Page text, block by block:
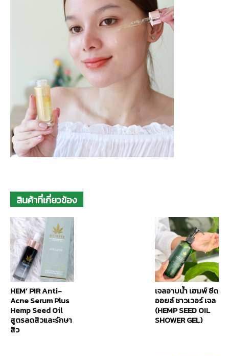
สินค้าที่เกี่ยวข้อง
HEM’ PIR Anti-
Acne Serum Plus
Hemp Seed Oil
สูตรลดสิวและรักษา
สิว
เจลอาบน้ำ เฮมพ์ ซีด
ออยล์ ชาวเวอร์ เจล
(HEMP SEED OIL
SHOWER GEL)